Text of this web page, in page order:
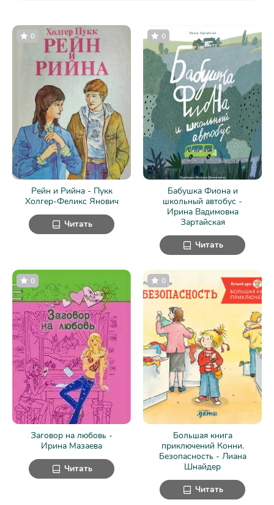
Рейн и Рийна - Пукк
Холгер-Феликс Янович
0
Читать
Бабушка Фиона и
школьный автобус -
Ирина Вадимовна
Зартайская
0
Читать
Заговор на любовь -
Ирина Мазаева
0
Читать
Большая книга
приключений Конни.
Безопасность - Лиана
Шнайдер
0
Читать